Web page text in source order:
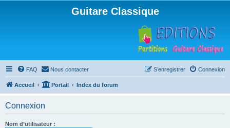
Guitare Classique
FAQ Nous contacter Connexion
S’enregistrer
Accueil Portail Index du forum
Connexion
Nom d’utilisateur :